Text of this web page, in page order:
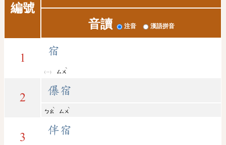
編號
音讀 注音 漢語拼音
1
宿
ㄙㄨ
ˋ
2
儤宿
ㄅㄠ
ˋ
ㄙㄨ
ˋ
3
伴宿